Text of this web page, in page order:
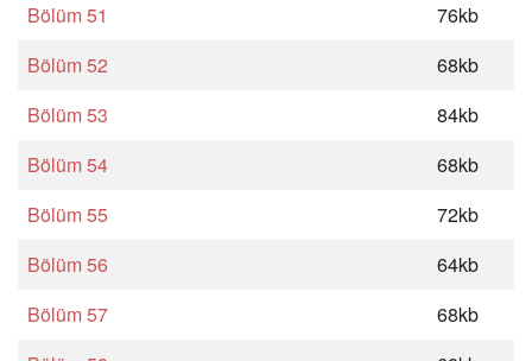
Bölüm 51
76kb
Bölüm 52
68kb
Bölüm 53
84kb
Bölüm 54
68kb
Bölüm 55
72kb
Bölüm 56
64kb
Bölüm 57
68kb